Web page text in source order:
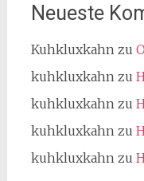
Neueste
Kuhkluxkahn zu
kuhkluxkahn zu
kuhkluxkahn zu
kuhkluxkahn zu
kuhkluxkahn zu